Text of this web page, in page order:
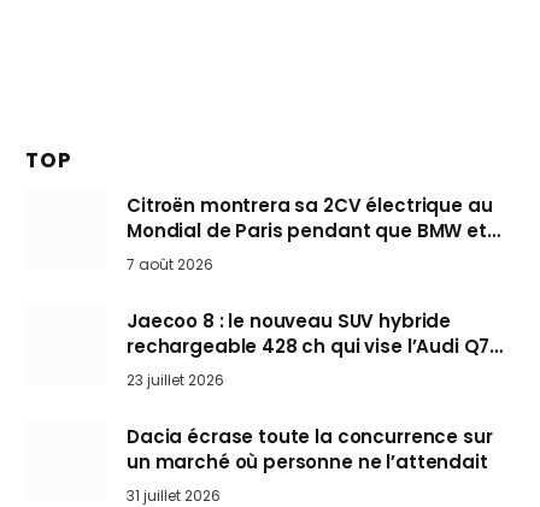
TOP
Citroën montrera sa 2CV électrique au
Mondial de Paris pendant que BMW et
Mini désertent le salon
7 août 2026
Jaecoo 8 : le nouveau SUV hybride
rechargeable 428 ch qui vise l’Audi Q7
arrive en Europe cet automne
23 juillet 2026
Dacia écrase toute la concurrence sur
un marché où personne ne l’attendait
31 juillet 2026